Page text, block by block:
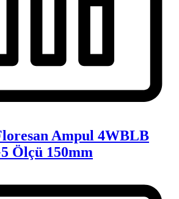
Ampul 4WBLB
Ölçü 150mm